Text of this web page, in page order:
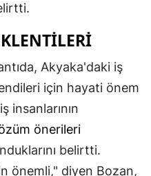
Kahramanmaraş
Mardin
Muş
Nevşehir
Akyaka'daki iş
için hayati önem
insanlarının
önerileri
belirtti.
önemli," diyen Bozan,